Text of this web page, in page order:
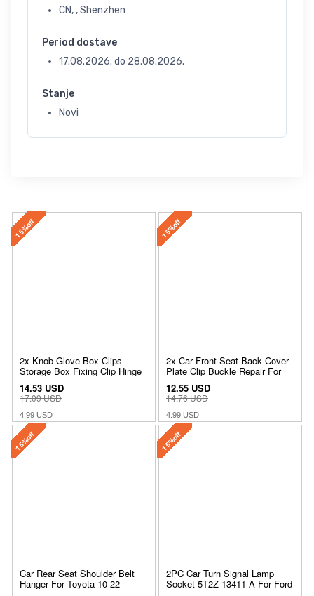
CN, , Shenzhen
Period dostave
17.08.2026. do 28.08.2026.
Stanje
Novi